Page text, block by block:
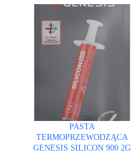
PASTA
TERMOPRZEWODZĄCA
GENESIS SILICON 900 2G